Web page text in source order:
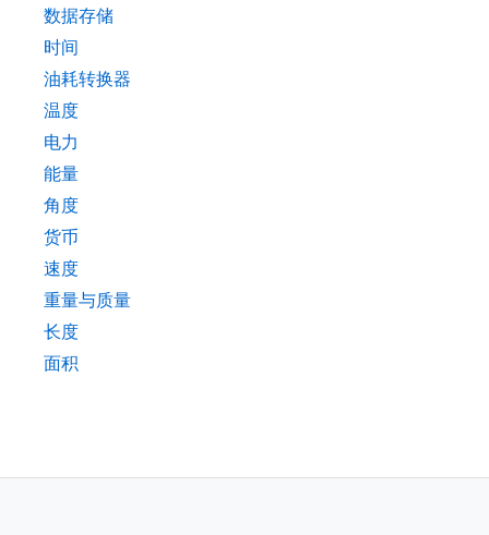
数据存储
时间
油耗转换器
温度
电力
能量
角度
货币
速度
重量与质量
长度
面积